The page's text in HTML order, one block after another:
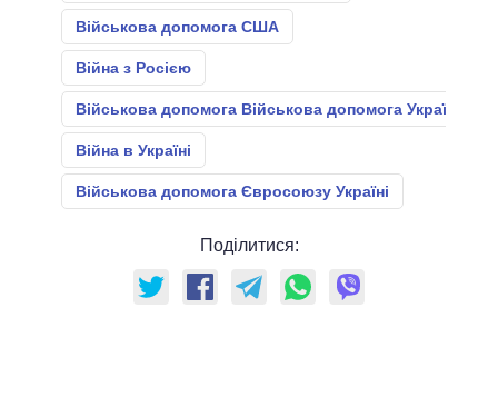
Військова допомога США
Війна з Росією
Військова допомога Військова допомога Україні
Війна в Україні
Військова допомога Євросоюзу Україні
Поділитися: